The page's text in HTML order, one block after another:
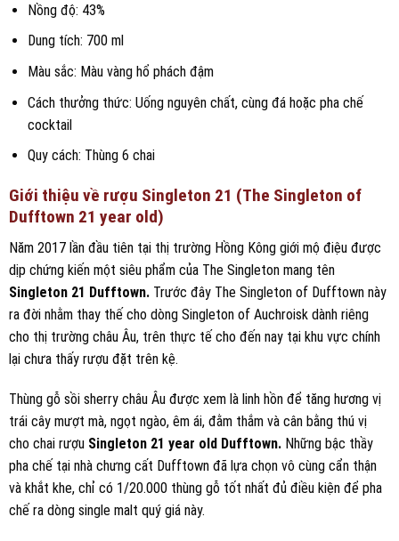
Nồng độ: 43%
Dung tích: 700 ml
Màu sắc: Màu vàng hổ phách đậm
Cách thưởng thức: Uống nguyên chất, cùng đá hoặc pha chế
cocktail
Quy cách: Thùng 6 chai
Giới thiệu về rượu Singleton 21 (The Singleton of
Dufftown 21 year old)
Năm 2017 lần đầu tiên tại thị trường Hồng Kông giới mộ điệu được
dịp chứng kiến một siêu phẩm của The Singleton mang tên
Singleton 21 Dufftown. Trước đây The Singleton of Dufftown này
ra đời nhằm thay thế cho dòng Singleton of Auchroisk dành riêng
cho thị trường châu Âu, trên thực tế cho đến nay tại khu vực chính
lại chưa thấy rượu đặt trên kệ.
Thùng gỗ sồi sherry châu Âu được xem là linh hồn để tăng hương vị
trái cây mượt mà, ngọt ngào, êm ái, đằm thắm và cân bằng thú vị
cho chai rượu Singleton 21 year old Dufftown. Những bậc thầy
pha chế tại nhà chưng cất Dufftown đã lựa chọn vô cùng cẩn thận
và khắt khe, chỉ có 1/20.000 thùng gỗ tốt nhất đủ điều kiện để pha
chế ra dòng single malt quý giá này.